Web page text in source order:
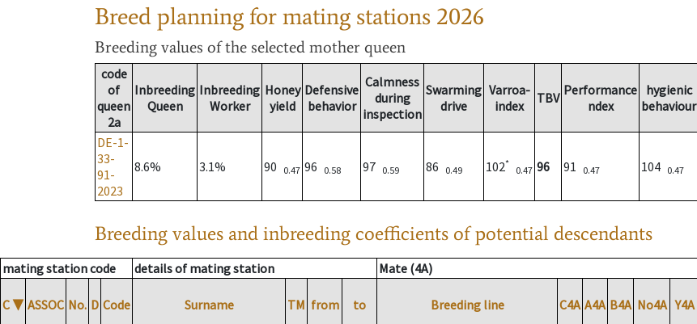
Breed planning for mating stations 2026
Breeding values of the selected mother queen
code
of
queen
2a
Inbreeding
Queen
Inbreeding
Worker
Honey
yield
Defensive
behavior
Calmness
during
inspection
Swarming
drive
Varroa-
index
TBV Performance
ndex
hygienic
behaviour
DE-1-
33-
91-
2023
8.6% 3.1% 90 0.47 96 0.58 97 0.59 86 0.49 102*
0.47 96 91 0.47 104 0.47
Breeding values and inbreeding coefficients of potential descendants
mating station code details of mating station Mate (4A)
C ▼ ASSOC No. D Code Surname TM from to Breeding line C4A A4A B4A No4A Y4A